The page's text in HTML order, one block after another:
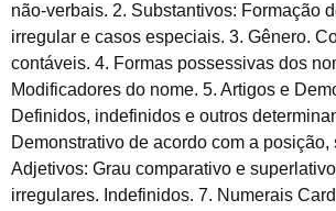
não-verbais. 2. Substantivos: Formação
irregular e casos especiais. 3. Gênero.
contáveis. 4. Formas possessivas dos
Modificadores do nome. 5. Artigos e
Definidos, indefinidos e outros
Demonstrativo de acordo com a posição,
Adjetivos: Grau comparativo e
irregulares. Indefinidos. 7. Numerais